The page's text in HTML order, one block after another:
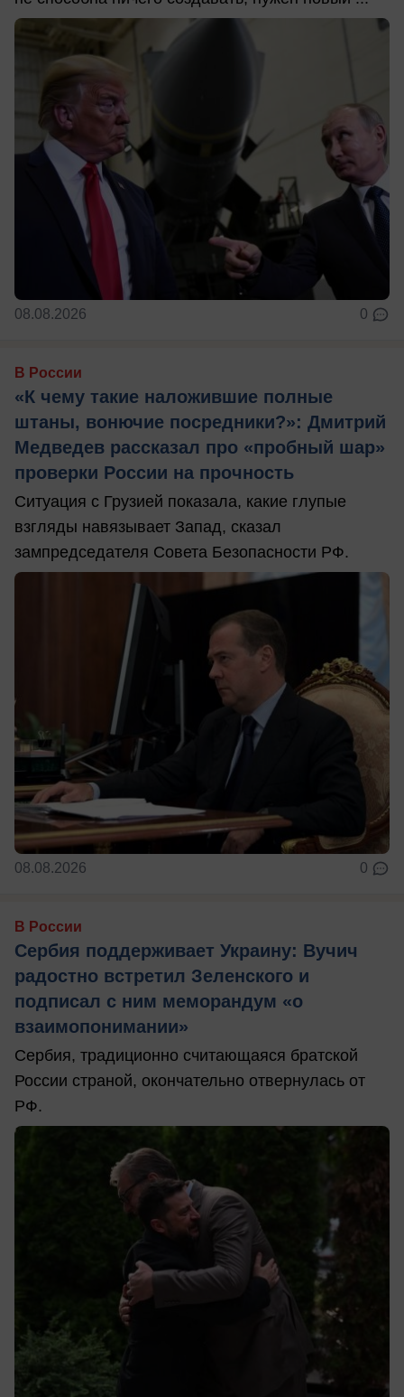
08.08.2026 0
В России
«К чему такие наложившие полные
штаны, вонючие посредники?»: Дмитрий
Медведев рассказал про «пробный шар»
проверки России на прочность
Ситуация с Грузией показала, какие глупые
взгляды навязывает Запад, сказал
зампредседателя Совета Безопасности РФ.
08.08.2026 0
В России
Сербия поддерживает Украину: Вучич
радостно встретил Зеленского и
подписал с ним меморандум «о
взаимопонимании»
Сербия, традиционно считающаяся братской
России страной, окончательно отвернулась от
РФ.